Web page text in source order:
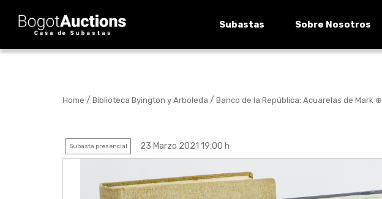
Subastas Sobre Nosotros
Home / Biblioteca Byington y Arboleda / Banco de la República: Acuarelas de Mark ⊕
Subasta presencial 23 Marzo 2021 19:00 h